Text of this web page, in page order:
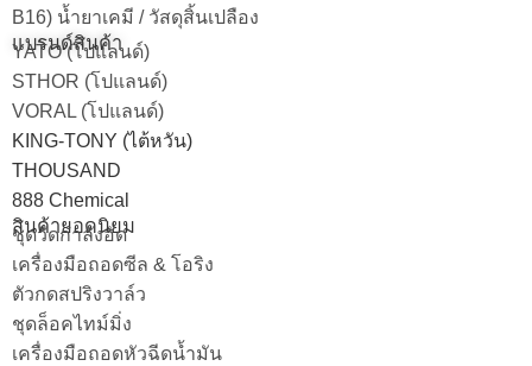
B16) น้ำยาเคมี / วัสดุสิ้นเปลือง
แบรนด์สินค้า
YATO (โปแลนด์)
STHOR (โปแลนด์)
VORAL (โปแลนด์)
KING-TONY (ไต้หวัน)
THOUSAND
888 Chemical
สินค้ายอดนิยม
ชุดวัดกำลังอัด
เครื่องมือถอดซีล & โอริง
ตัวกดสปริงวาล์ว
ชุดล็อคไทม์มิ่ง
เครื่องมือถอดหัวฉีดน้ำมัน